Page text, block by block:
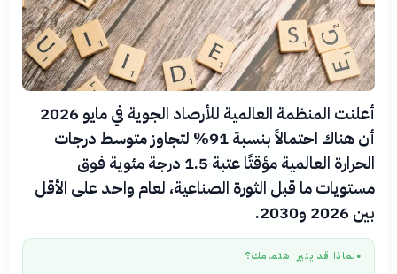
أعلنت المنظمة العالمية للأرصاد الجوية في مايو 2026
أن هناك احتمالاً بنسبة 91% لتجاوز متوسط درجات
الحرارة العالمية مؤقتًا عتبة 1.5 درجة مئوية فوق
مستويات ما قبل الثورة الصناعية، لعام واحد على الأقل
بين 2026 و2030.
● لماذا قد يثير اهتمامك؟